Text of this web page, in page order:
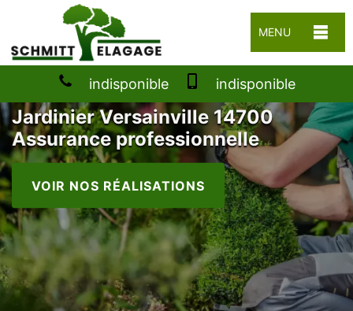
MENU
indisponible indisponible
Jardinier Versainville 14700
Assurance professionnelle
VOIR NOS RÉALISATIONS